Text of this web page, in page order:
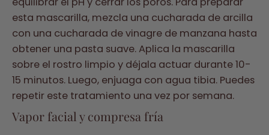
esta mascarilla, mezcla una cucharada de arcilla
con una cucharada de vinagre de manzana hasta
obtener una pasta suave. Aplica la mascarilla
sobre el rostro limpio y déjala actuar durante 10-
15 minutos. Luego, enjuaga con agua tibia. Puedes
repetir este tratamiento una vez por semana.
Vapor facial y compresa fría